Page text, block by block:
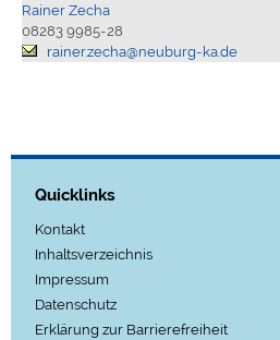
Rainer Zecha
08283 9985-28
rainer.zecha@neuburg-ka.de
Quicklinks
Kontakt
Inhaltsverzeichnis
Impressum
Datenschutz
Erklärung zur Barrierefreiheit